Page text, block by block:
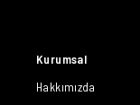
Kurumsal
Hakkımızda